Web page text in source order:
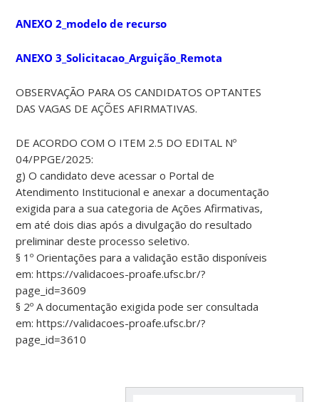
ANEXO 2_modelo de recurso
ANEXO 3_Solicitacao_Arguição_Remota
OBSERVAÇÃO PARA OS CANDIDATOS OPTANTES
DAS VAGAS DE AÇÕES AFIRMATIVAS.
DE ACORDO COM O ITEM 2.5 DO EDITAL Nº
04/PPGE/2025:
g) O candidato deve acessar o Portal de
Atendimento Institucional e anexar a documentação
exigida para a sua categoria de Ações Afirmativas,
em até dois dias após a divulgação do resultado
preliminar deste processo seletivo.
§ 1º Orientações para a validação estão disponíveis
em: https://validacoes-proafe.ufsc.br/?
page_id=3609
§ 2º A documentação exigida pode ser consultada
em: https://validacoes-proafe.ufsc.br/?
page_id=3610